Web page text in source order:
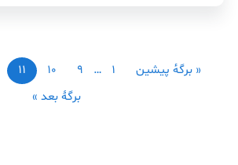
« برگه‌ٔ پیشین 1
…
9
10
11
برگهٔ بعد »